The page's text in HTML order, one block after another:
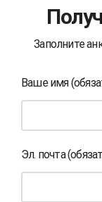
Заполните
Ваше имя
Эл. почта